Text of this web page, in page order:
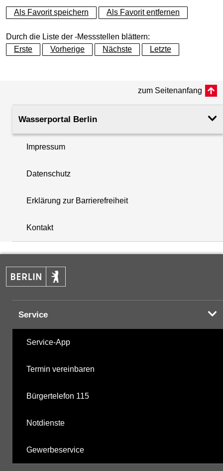
+
−
+
−
Als Favorit speichern Als Favorit entfernen
Durch die Liste der -Messstellen blättern:
Erste
Vorherige Nächste Letzte
zum Seitenanfang
Wasserportal Berlin
Impressum
Datenschutz
Erklärung zur Barrierefreiheit
Kontakt
Service
Service-App
Termin vereinbaren
Bürgertelefon 115
Notdienste
Gewerbeservice